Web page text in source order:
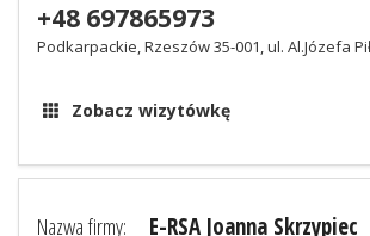
+48 697865973
Podkarpackie, Rzeszów 35-001, ul. Al.Józefa
Zobacz wizytówkę
Nazwa firmy: E-RSA Joanna Skrzypiec